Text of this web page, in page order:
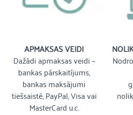
APMAKSAS VEIDI
Dažādi apmaksas veidi –
bankas pārskaitījums,
bankas maksājumi
tiešsaistē, PayPal, Visa vai
MasterCard u.c.